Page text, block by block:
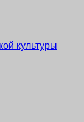
культуры